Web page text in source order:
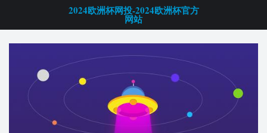
2024欧洲杯网投-2024欧洲杯官方
网站